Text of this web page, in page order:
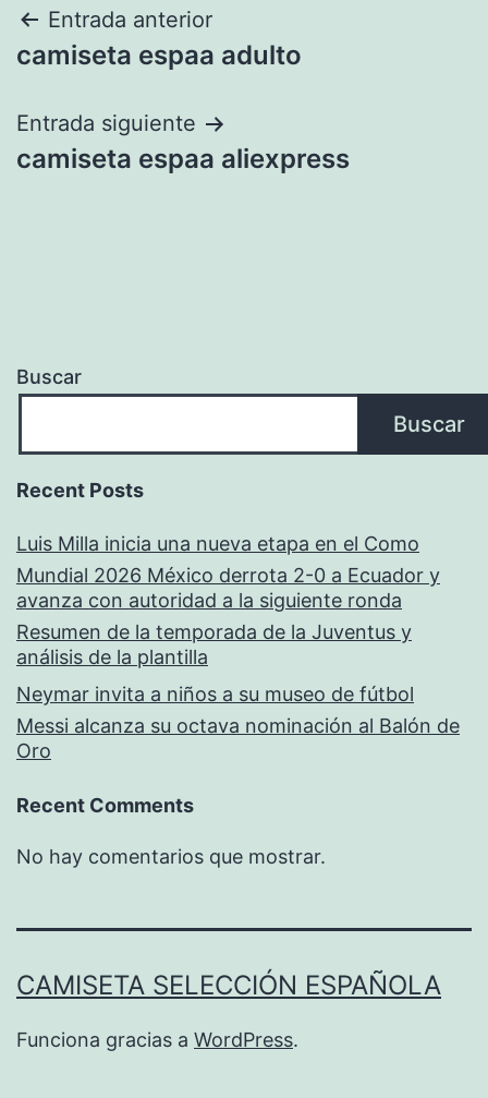
Navegación
de
entradas
Entrada anterior
camiseta espaa adulto
Entrada siguiente
camiseta espaa aliexpress
Buscar
Buscar
Recent Posts
Luis Milla inicia una nueva etapa en el Como
Mundial 2026 México derrota 2-0 a Ecuador y
avanza con autoridad a la siguiente ronda
Resumen de la temporada de la Juventus y
análisis de la plantilla
Neymar invita a niños a su museo de fútbol
Messi alcanza su octava nominación al Balón de
Oro
Recent Comments
No hay comentarios que mostrar.
CAMISETA SELECCIÓN ESPAÑOLA
Funciona gracias a WordPress.